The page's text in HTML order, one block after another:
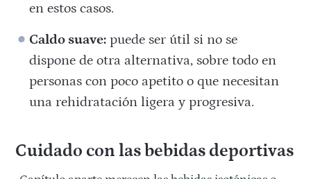
en estos casos.
Caldo suave: puede ser útil si no se
dispone de otra alternativa, sobre todo en
personas con poco apetito o que necesitan
una rehidratación ligera y progresiva.
Cuidado con las bebidas deportivas